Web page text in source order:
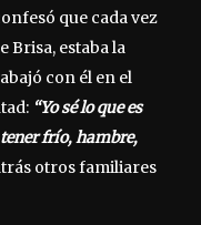
que cada vez
Brisa, estaba la
con él en el
“Yo sé lo que es
frío, hambre,
otros familiares